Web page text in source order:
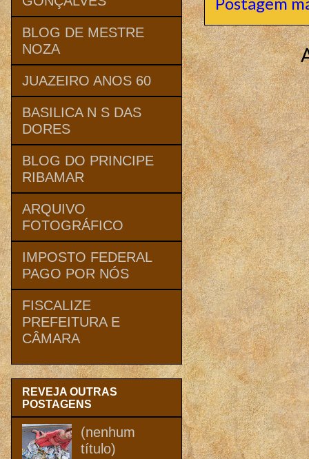
BLOG DE MESTRE
NOZA
JUAZEIRO ANOS 60
BASILICA N S DAS
DORES
BLOG DO PRINCIPE
RIBAMAR
ARQUIVO
FOTOGRÁFICO
IMPOSTO FEDERAL
PAGO POR NÓS
FISCALIZE
PREFEITURA E
CÂMARA
REVEJA OUTRAS
POSTAGENS
(nenhum
título)